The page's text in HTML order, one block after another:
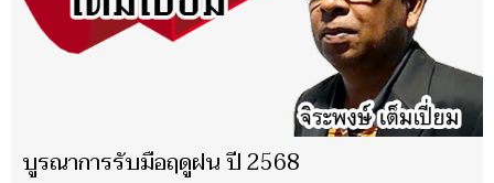
บูรณาการรับมือฤดูฝน ปี 2568